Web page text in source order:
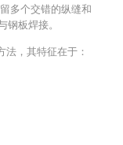
多个交错的纵缝和
钢板焊接。
法，其特征在于：